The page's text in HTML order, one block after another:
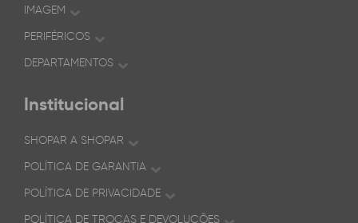
IMAGEM
PERIFÉRICOS
DEPARTAMENTOS
Institucional
SHOPAR A SHOPAR
POLÍTICA DE GARANTIA
POLÍTICA DE PRIVACIDADE
POLÍTICA DE TROCAS E DEVOLUÇÕES